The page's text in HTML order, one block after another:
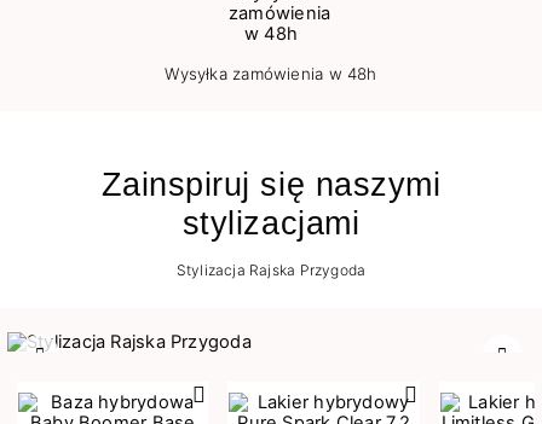
Wysyłka zamówienia w 48h
Zainspiruj się naszymi
stylizacjami
Stylizacja Rajska Przygoda